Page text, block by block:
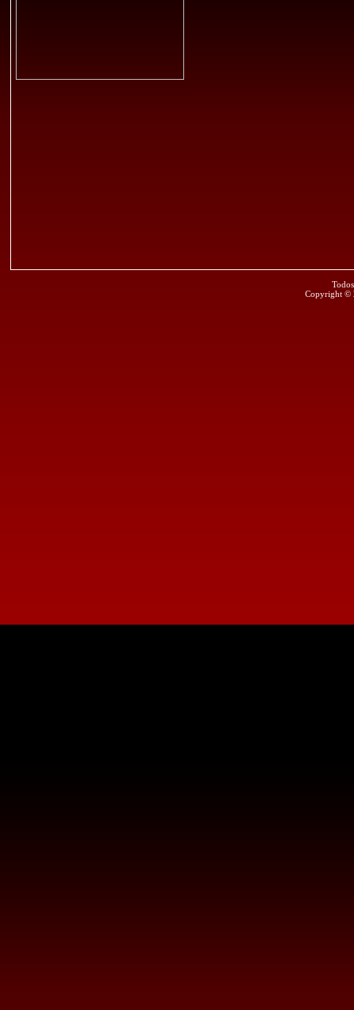
Copyright ©